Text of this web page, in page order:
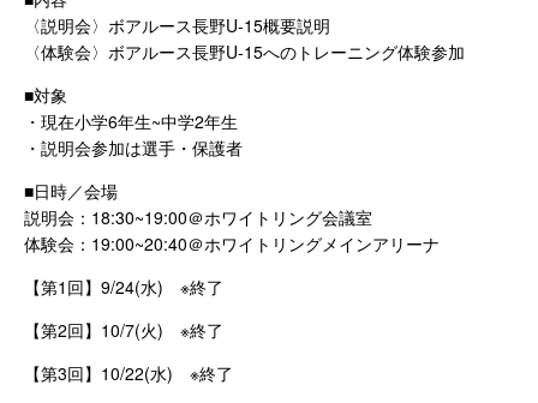
〈説明会〉ボアルース長野U-15概要説明
〈体験会〉ボアルース長野U-15へのトレーニング体験参加
■対象
・現在小学6年生~中学2年生
・説明会参加は選手・保護者
■日時／会場
説明会：18:30~19:00＠ホワイトリング会議室
体験会：19:00~20:40＠ホワイトリングメインアリーナ
【第1回】9/24(水) ※終了
【第2回】10/7(火) ※終了
【第3回】10/22(水) ※終了